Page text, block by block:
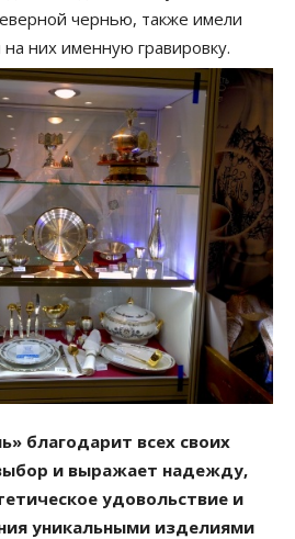
чернью, также имели
них именную гравировку.
благодарит всех своих
и выражает надежду,
удовольствие и
уникальными изделиями